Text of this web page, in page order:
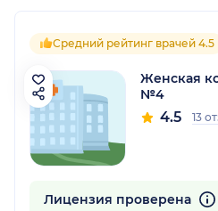
Средний рейтинг врачей 4.5
Женская
№4
4.5 13
Лицензия проверена